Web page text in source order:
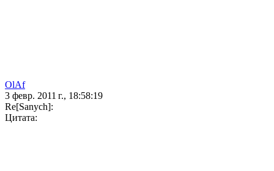
OlAf
3 февр. 2011 г., 18:58:19
Re[Sanych]:
Цитата: